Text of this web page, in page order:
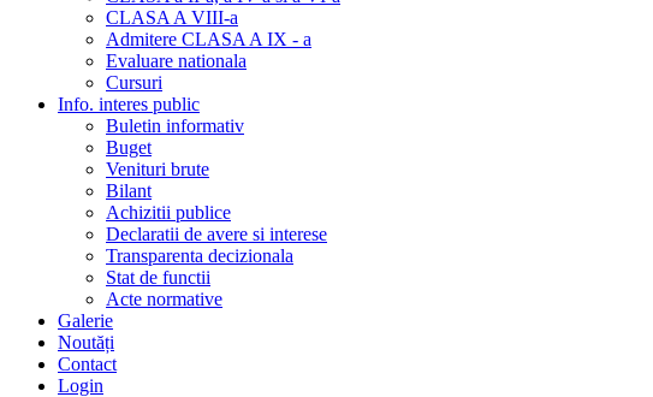
CLASA A VIII-a
Admitere CLASA A IX - a
Evaluare nationala
Cursuri
Info. interes public
Buletin informativ
Buget
Venituri brute
Bilant
Achizitii publice
Declaratii de avere si interese
Transparenta decizionala
Stat de functii
Acte normative
Galerie
Noutăți
Contact
Login